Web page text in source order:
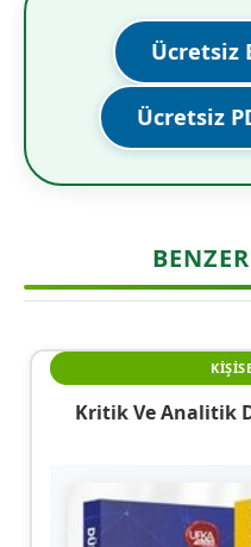
Ücretsiz
Ücretsiz
Kritik Ve Analitik